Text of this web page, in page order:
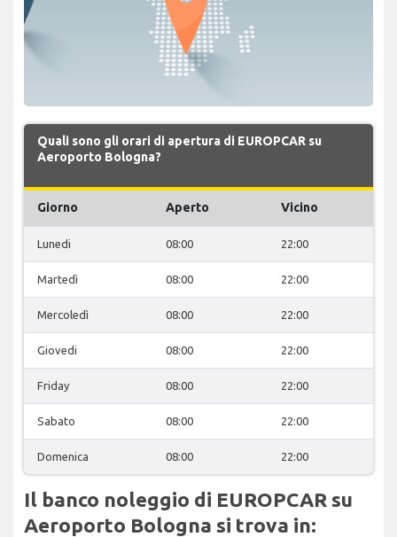
Quali sono gli orari di apertura di EUROPCAR su
Aeroporto Bologna?
Giorno Aperto Vicino
Lunedi 08:00 22:00
Martedì 08:00 22:00
Mercoledì 08:00 22:00
Giovedi 08:00 22:00
Friday 08:00 22:00
Sabato 08:00 22:00
Domenica 08:00 22:00
Il banco noleggio di EUROPCAR su
Aeroporto Bologna si trova in: